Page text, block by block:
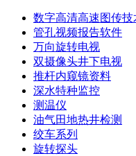
数字高清高速图传技
管孔视频报告软件
万向旋转电视
双摄像头井下电视
推杆内窥镜资料
深水特种监控
测温仪
油气田地热井检测
绞车系列
旋转探头